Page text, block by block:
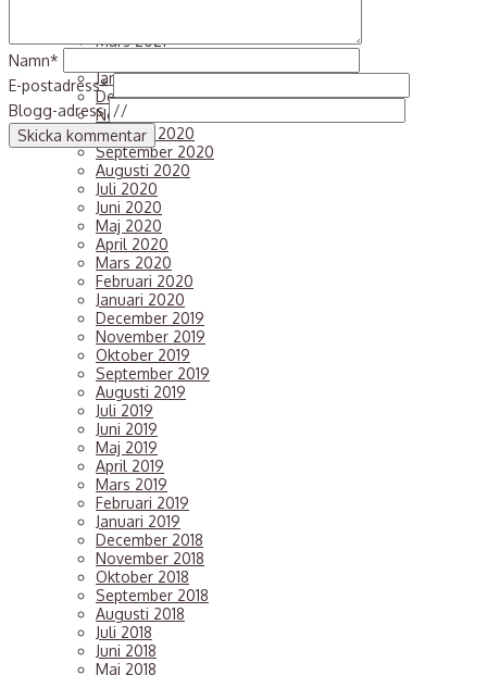
Mars 2021
Januari 2021
December 2020
November 2020
Oktober 2020
September 2020
Augusti 2020
Juli 2020
Juni 2020
Maj 2020
April 2020
Mars 2020
Februari 2020
Januari 2020
December 2019
November 2019
Oktober 2019
September 2019
Augusti 2019
Juli 2019
Juni 2019
Maj 2019
April 2019
Mars 2019
Februari 2019
Januari 2019
December 2018
November 2018
Oktober 2018
September 2018
Augusti 2018
Juli 2018
Juni 2018
Maj 2018
Namn*
E-postadress*
Blogg-adress